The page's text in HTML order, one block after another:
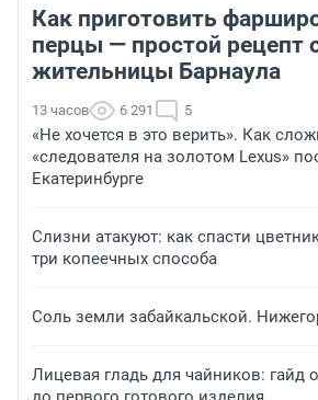
Как приготовить
перцы — простой рецепт
жительницы Барнаула
13 часов 6 291 5
«Не хочется в это верить». Как
«следователя на золотом Lexus»
Екатеринбурге
Слизни атакуют: как спасти
три копеечных способа
Соль земли забайкальской.
Лицевая гладь для чайников: гайд